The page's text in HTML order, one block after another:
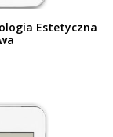
Estetyczna